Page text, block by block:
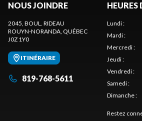
NOUS JOINDRE
2045, BOUL. RIDEAU
ROUYN-NORANDA, QUÉBEC
J0Z 1Y0
ITINÉRAIRE
819-768-5611
Lundi:
Mardi:
Mercredi:
Jeudi:
Vendredi:
Samedi:
Dimanche:
Restez